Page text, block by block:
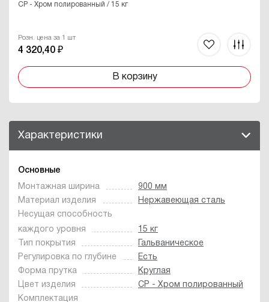
CP - Хром полированный / 15 кг
Розн. цена за 1 шт
4 320,40 ₽
В корзину
Характеристики
Основные
Монтажная ширина
900 мм
Материал изделия
Нержавеющая сталь
Несущая способность
каждого уровня
15 кг
Тип покрытия
Гальваническое
Регулировка по глубине
Есть
Форма прутка
Круглая
Цвет изделия
CP - Хром полированный
Комплектация